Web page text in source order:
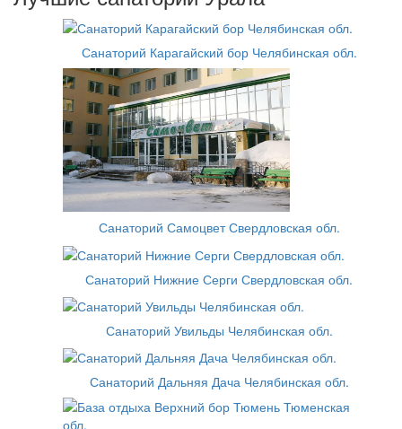
Санаторий Карагайский бор Челябинская обл.
Санаторий Самоцвет Свердловская обл.
Санаторий Нижние Серги Свердловская обл.
Санаторий Увильды Челябинская обл.
Санаторий Дальняя Дача Челябинская обл.